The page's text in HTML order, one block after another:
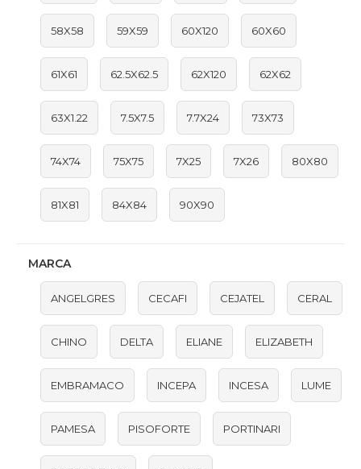
58X58 59X59 60X120 60X60
61X61 62.5X62.5 62X120 62X62
63X1.22 7.5X7.5 7.7X24 73X73
74X74 75X75 7X25 7X26 80X80
81X81 84X84 90X90
MARCA
ANGELGRES CECAFI CEJATEL CERAL
CHINO DELTA ELIANE ELIZABETH
EMBRAMACO INCEPA INCESA LUME
PAMESA PISOFORTE PORTINARI